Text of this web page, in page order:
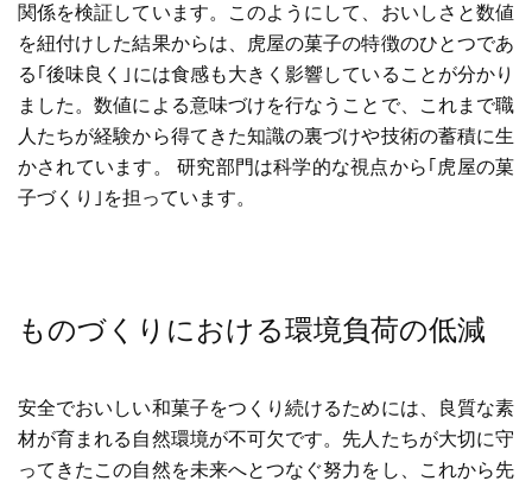
関係を検証しています。このようにして、おいしさと数値
を紐付けした結果からは、虎屋の菓子の特徴のひとつであ
る｢後味良く｣には食感も大きく影響していることが分かり
ました。数値による意味づけを行なうことで、これまで職
人たちが経験から得てきた知識の裏づけや技術の蓄積に生
かされています。 研究部門は科学的な視点から｢虎屋の菓
子づくり｣を担っています。
ものづくりにおける環境負荷の低減
安全でおいしい和菓子をつくり続けるためには、良質な素
材が育まれる自然環境が不可欠です。先人たちが大切に守
ってきたこの自然を未来へとつなぐ努力をし、これから先